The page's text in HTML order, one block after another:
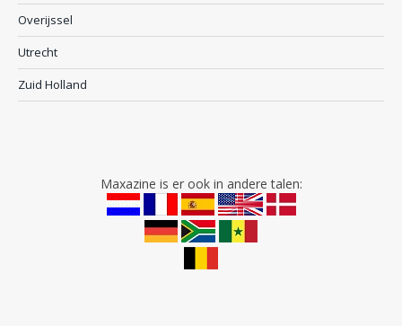
Overijssel
Utrecht
Zuid Holland
Maxazine is er ook in andere talen: